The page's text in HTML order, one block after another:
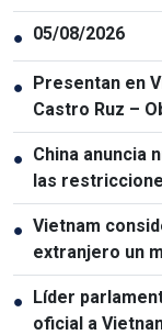
● 05/08/2026
● Presentan en
Castro Ruz –
● China anuncia
las
● Vietnam
extranjero un
capital humano
● Líder
oficial a